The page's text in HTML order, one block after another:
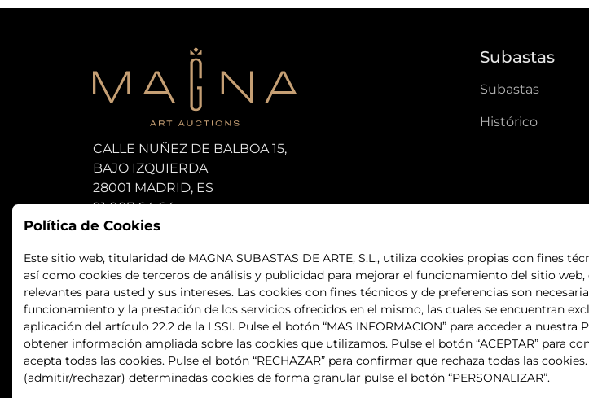
CALLE NUÑEZ DE BALBOA 15,
BAJO IZQUIERDA
28001 MADRID, ES
91 007 64 64
subastas@magna-art.com
Subastas
subastas
histórico
Política de Cookies
Este sitio web, titularidad de MAGNA SUBASTAS DE ARTE, S.L., utiliza cookies propias con fines
así como cookies de terceros de análisis y publicidad para mejorar el funcionamiento del sitio
relevantes para usted y sus intereses. Las cookies con fines técnicos y de preferencias son
funcionamiento y la prestación de los servicios ofrecidos en el mismo, las cuales se encuentran
aplicación del artículo 22.2 de la LSSI. Pulse el botón “MAS INFORMACION” para acceder a nuestra
obtener información ampliada sobre las cookies que utilizamos. Pulse el botón “ACEPTAR” para
acepta todas las cookies. Pulse el botón “RECHAZAR” para confirmar que rechaza todas las
(admitir/rechazar) determinadas cookies de forma granular pulse el botón “PERSONALIZAR”.